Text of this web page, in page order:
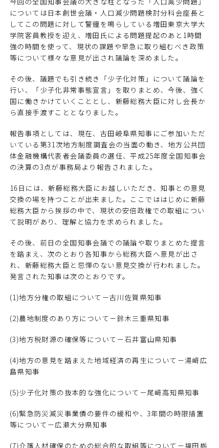
については日本創世会議・人口減少問題検討分科会座長と
してこの問題に対して警鐘を鳴らしている増田東京大学大
学院客員教授を迎え、増田氏による問題提起のあと1時間
強の時間を使って、現状の課題や早急に取り組むべき政策
等について様々な意見が出され議論を深めました。
その後、議題でも引き続き「少子化対策」について議論を
行い、「少子化非常事態宣言」を取りまとめ、今後、強く
国に働きかけていくこととし、新藤総務大臣に対し会長か
ら直接手渡すこととなりました。
報告事項としては、現在、古田岐阜県知事にご参加いただ
いている第31次地方制度調査会の当面の動き、地方公共団
体金融機構代表者会議委員の選任、平成25年度全国知事会
の決算の3点が事務局より報告されました。
16日には、新藤総務大臣にお越しいただき、知事との意見
交換の場を持つことが出来ました。ここでははじめに新藤
総務大臣から挨拶の中で、現状の安倍政権での取組につい
て説明があり、理解と協力を求められました。
その後、前日の全国知事会議での議論や取りまとめた提言
を踏まえ、次のとおり各知事から総務大臣へ意見が出さ
れ、新藤総務大臣と忌憚のない意見交換が行われました。
発言された知事は次のとおりです。
(1)地方分権の取組について－古川佐賀県知事
(2)農地制度のあり方について－鈴木三重県知事
(3)地方税財源の確保等について－石井富山県知事
(4)地方の意見を踏まえた地域経済の再生について－湯﨑広
島県知事
(5)少子化対策の抜本的な強化について－尾﨑高知県知事
(6)緊急防災減災事業債の要件の緩和や、3年間の時限措置
等について－広瀬大分県知事
(7)介護人材確保のための総合的な取組等について－福田栃